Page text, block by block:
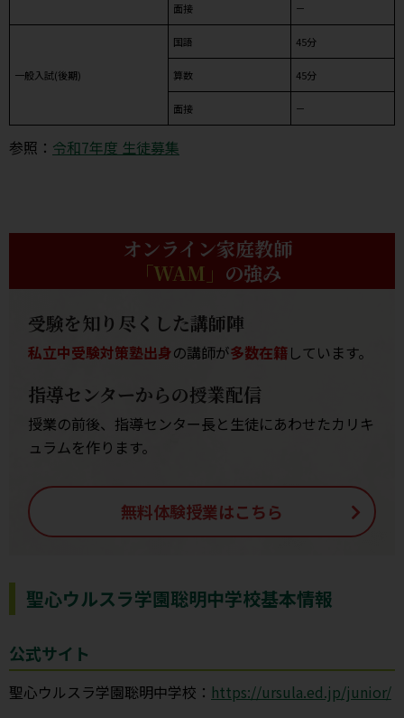
面接 －
一般入試(後期)
国語 45分
算数 45分
面接 －
参照： 令和7年度 生徒募集
オンライン家庭教師
「WAM」 の強み
受験を知り尽くした講師陣
私立中受験対策塾出身の講師が多数在籍しています。
指導センターからの授業配信
授業の前後、指導センター長と生徒にあわせたカリキ
ュラムを作ります。
無料体験授業はこちら
聖心ウルスラ学園聡明中学校基本情報
公式サイト
聖心ウルスラ学園聡明中学校： https://ursula.ed.jp/junior/